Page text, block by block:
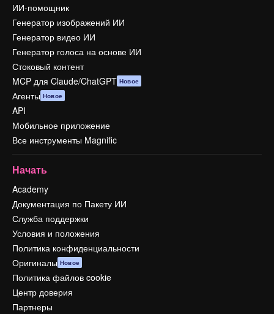
ИИ-помощник
Генератор изображений ИИ
Генератор видео ИИ
Генератор голоса на основе ИИ
Стоковый контент
MCP для Claude/ChatGPT Новое
Агенты Новое
API
Мобильное приложение
Все инструменты Magnific
Начать
Academy
Документация по Пакету ИИ
Служба поддержки
Условия и положения
Политика конфиденциальности
Оригиналы Новое
Политика файлов cookie
Центр доверия
Партнеры